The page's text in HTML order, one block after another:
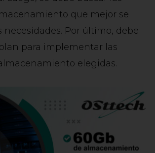
que mejor se
necesidades. Por último, debe
para implementar las
elegidas.